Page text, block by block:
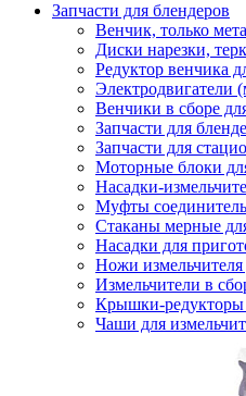
Запчасти для блендеров
Венчик, только
Диски нарезки,
Редуктор венчика
Электродвигатели
Венчики в сборе
Запчасти для
Запчасти для
Моторные блоки
Насадки-
Муфты
Стаканы мерные
Насадки для
Ножи измельчителя
Измельчители в
Крышки-редукторы
Чаши для